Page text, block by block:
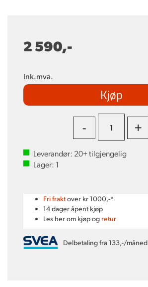
2 590,-
Ink.mva.
Kjøp
- +
Leverandør: 20+tilgjengelig
Lager:1
Fri fraktover kr 1000,-*
14 dager åpent kjøp
Les her om kjøp og retur
Delbetaling fra 133,-/måned